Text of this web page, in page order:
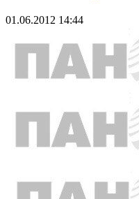
01.06.2012 14:44